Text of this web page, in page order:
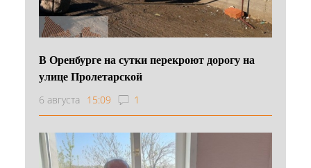
В Оренбурге на сутки перекроют дорогу на
улице Пролетарской
6 августа 15:09 1